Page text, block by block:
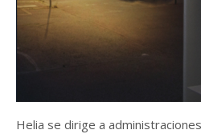
Helia se dirige a